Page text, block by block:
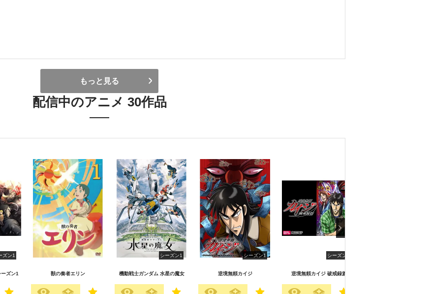
もっと見る
配信中のアニメ 30作品
ズン1
ズン1 獣の奏者エリン
シーズン1
機動戦士ガンダム 水星の魔女
シーズン1
逆境無頼カイジ
シーズン2
逆境無頼カイジ 破戒録篇